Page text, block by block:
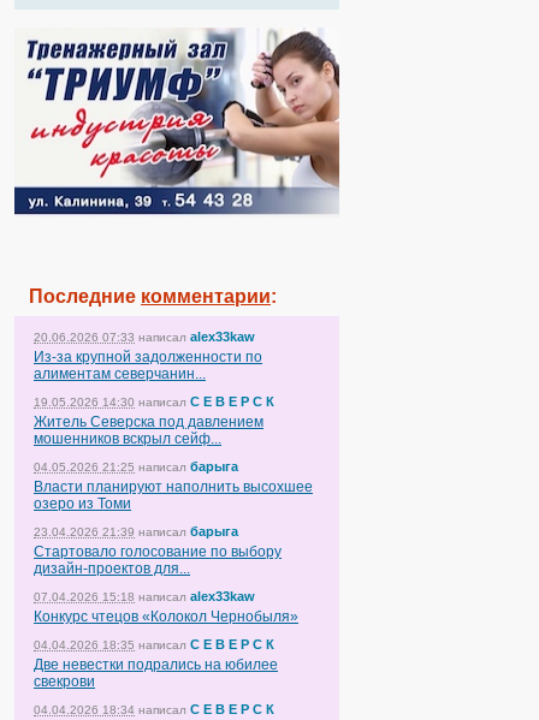
Последние комментарии:
20.06.2026 07:33 написал alex33kaw
Из-за крупной задолженности по
алиментам северчанин...
19.05.2026 14:30 написал С Е В Е Р С К
Житель Северска под давлением
мошенников вскрыл сейф...
04.05.2026 21:25 написал барыга
Власти планируют наполнить высохшее
озеро из Томи
23.04.2026 21:39 написал барыга
Стартовало голосование по выбору
дизайн-проектов для...
07.04.2026 15:18 написал alex33kaw
Конкурс чтецов «Колокол Чернобыля»
04.04.2026 18:35 написал С Е В Е Р С К
Две невестки подрались на юбилее
свекрови
04.04.2026 18:34 написал С Е В Е Р С К